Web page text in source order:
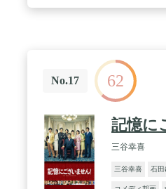
No.17 62
記憶に
三谷幸喜
三谷幸喜 石田